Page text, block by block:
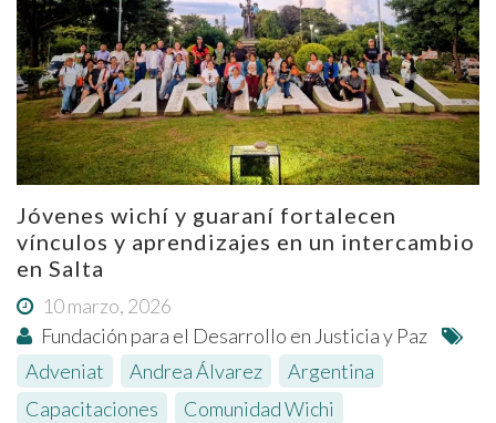
Jóvenes wichí y guaraní fortalecen
vínculos y aprendizajes en un intercambio
en Salta
10 marzo, 2026
Fundación para el Desarrollo en Justicia y Paz
Adveniat
Andrea Álvarez Argentina
Capacitaciones
Comunidad Wichi